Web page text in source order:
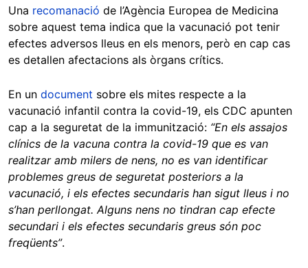
Una recomanació de l’Agència Europea de Medicina
sobre aquest tema indica que la vacunació pot tenir
efectes adversos lleus en els menors, però en cap cas
es detallen afectacions als òrgans crítics.
En un document sobre els mites respecte a la
vacunació infantil contra la covid-19, els CDC apunten
cap a la seguretat de la immunització: “En els assajos
clínics de la vacuna contra la covid-19 que es van
realitzar amb milers de nens, no es van identificar
problemes greus de seguretat posteriors a la
vacunació, i els efectes secundaris han sigut lleus i no
s’han perllongat. Alguns nens no tindran cap efecte
secundari i els efectes secundaris greus són poc
freqüents”.